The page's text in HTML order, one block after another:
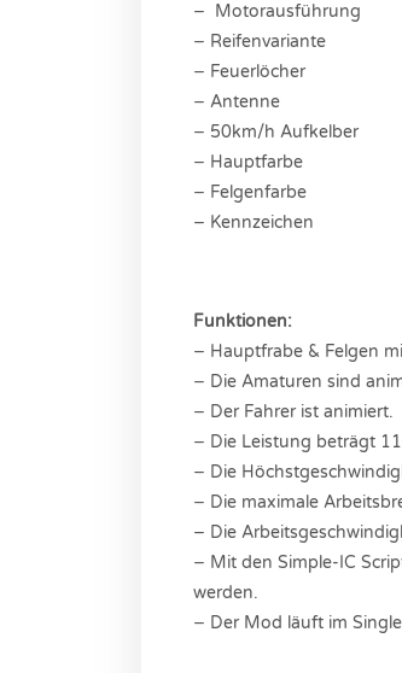
− Motorausführung
− Reifenvariante
− Feuerlöcher
− Antenne
− 50km/h Aufkelber
− Hauptfarbe
− Felgenfarbe
− Kennzeichen
Funktionen:
− Hauptfrabe & Felgen
− Die Amaturen sind
− Der Fahrer ist animiert.
− Die Leistung beträgt
− Die
− Die maximale
− Die
− Mit den Simple-IC
werden.
− Der Mod läuft im